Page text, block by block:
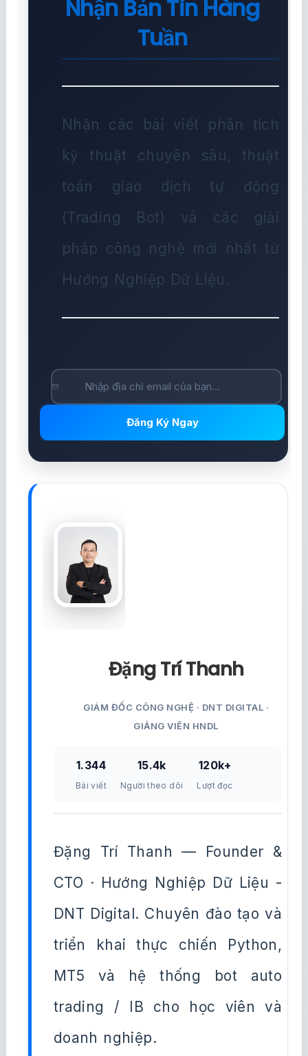
Nhận Bản Tin Hàng
Tuần
Nhận các bài viết phân tích
kỹ thuật chuyên sâu, thuật
toán giao dịch tự động
(Trading Bot) và các giải
pháp công nghệ mới nhất từ
Hướng Nghiệp Dữ Liệu.
Đăng Ký Ngay
Đặng Trí Thanh
GIÁM ĐỐC CÔNG NGHỆ · DNT DIGITAL ·
GIẢNG VIÊN HNDL
1.344
Bài viết
15.4k
Người theo dõi
120k+
Lượt đọc
Đặng Trí Thanh — Founder &
CTO · Hướng Nghiệp Dữ Liệu -
DNT Digital. Chuyên đào tạo và
triển khai thực chiến Python,
MT5 và hệ thống bot auto
trading / IB cho học viên và
doanh nghiệp.